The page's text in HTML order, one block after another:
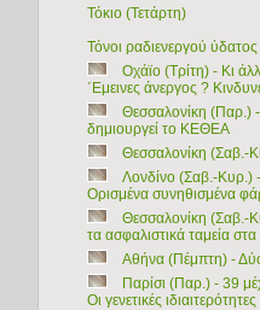
Τόκιο (Τετάρτη)
Τόνοι ραδιενεργού
Οχάϊο (Τρίτη) - Κι
΄Εμεινες άνεργος ?
Θεσσαλονίκη (Παρ.) -
δημιουργεί το ΚΕΘΕΑ
Θεσσαλονίκη (Σαβ.-
Λονδίνο (Σαβ.-Κυρ.) -
Ορισμένα συνηθισμένα
Θεσσαλονίκη (Σαβ.-
τα ασφαλιστικά ταμεία
Αθήνα (Πέμπτη) -
Παρίσι (Παρ.) - 39
Οι γενετικές